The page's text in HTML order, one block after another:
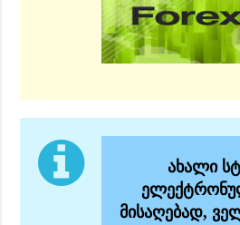
ახალი
მისაღებად,